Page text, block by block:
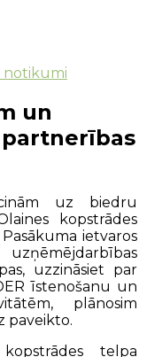
notikumi
un
uz biedru
kopstrādes
ietvaros
uzzināsiet par
īstenošanu un
plānosim
paveikto.
telpa